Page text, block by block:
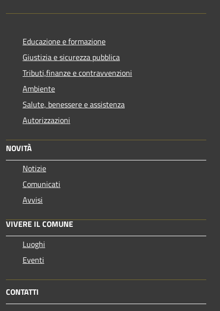
Educazione e formazione
Giustizia e sicurezza pubblica
Tributi,finanze e contravvenzioni
Ambiente
Salute, benessere e assistenza
Autorizzazioni
NOVITÀ
Notizie
Comunicati
Avvisi
VIVERE IL COMUNE
Luoghi
Eventi
CONTATTI